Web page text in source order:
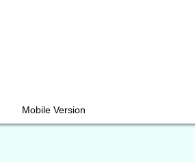
Mobile Version